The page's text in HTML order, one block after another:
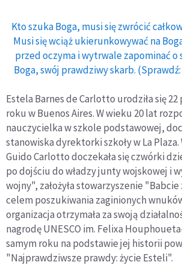
Kto szuka Boga, musi się zwrócić
Musi się wciąż ukierunkowywać na
przed oczyma i wytrwale zapominać o
Boga, swój prawdziwy skarb. (Sprawdź:
Estela Barnes de Carlotto urodziła się 22
roku w Buenos Aires. W wieku 20 lat
nauczycielka w szkole podstawowej,
stanowiska dyrektorki szkoły w La Plaza.
Guido Carlotto doczekała się czwórki
po dojściu do władzy junty wojskowej i
wojny", założyła stowarzyszenie
celem poszukiwania zaginionych
organizacja otrzymała za swoją
nagrodę UNESCO im. Felixa
samym roku na podstawie jej historii
"Najprawdziwsze prawdy: życie Esteli".